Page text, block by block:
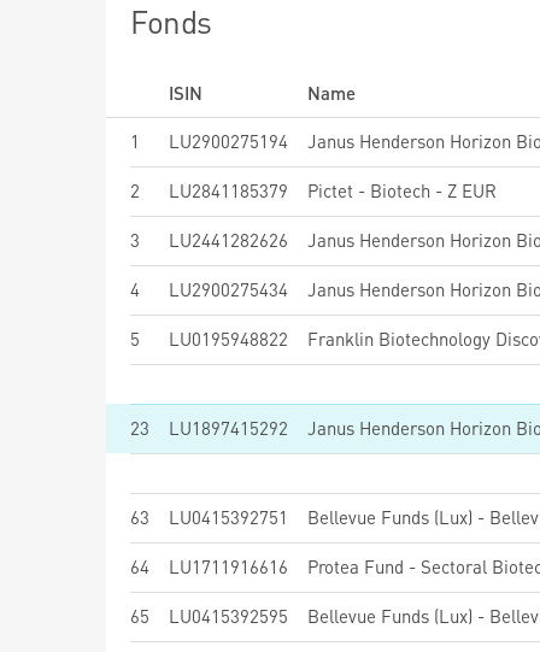
Fonds
ISIN
Name
1
LU2900275194 Janus Henderson Horizon
2 LU2841185379 Pictet - Biotech - Z EUR
3 LU2441282626 Janus Henderson Horizon
4 LU2900275434 Janus Henderson Horizon
5 LU0195948822 Franklin Biotechnology
23 LU1897415292 Janus Henderson Horizon
63 LU0415392751
64 LU1711916616
65 LU0415392595